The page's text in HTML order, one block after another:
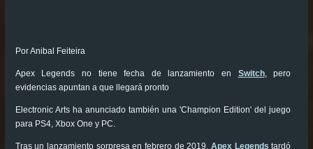
Por Anibal Feiteira
Apex Legends no tiene fecha de lanzamiento en Switch, pero
evidencias apuntan a que llegará pronto
Electronic Arts ha anunciado también una 'Champion Edition' del juego
para PS4, Xbox One y PC.
Tras un lanzamiento sorpresa en febrero de 2019, Apex Legends tardó